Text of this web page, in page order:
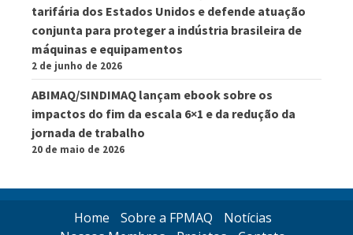
tarifária dos Estados Unidos e defende atuação
conjunta para proteger a indústria brasileira de
máquinas e equipamentos
2 de junho de 2026
ABIMAQ/SINDIMAQ lançam ebook sobre os
impactos do fim da escala 6×1 e da redução da
jornada de trabalho
20 de maio de 2026
Home Sobre a FPMAQ
Notícias